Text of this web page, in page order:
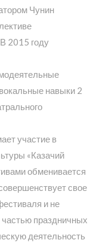
Чунин
2015 году
навыки 2
участие в
«Казачий
обменивается
свое
и не
праздничных
деятельность